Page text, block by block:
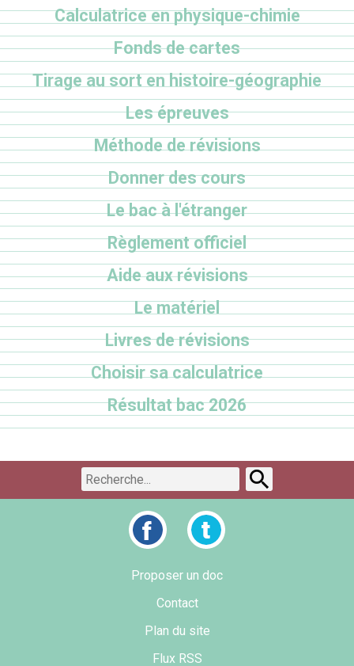
Calculatrice en physique-chimie
Fonds de cartes
Tirage au sort en histoire-géographie
Les épreuves
Méthode de révisions
Donner des cours
Le bac à l'étranger
Règlement officiel
Aide aux révisions
Le matériel
Livres de révisions
Choisir sa calculatrice
Résultat bac 2026
Proposer un doc
Contact
Plan du site
Flux RSS